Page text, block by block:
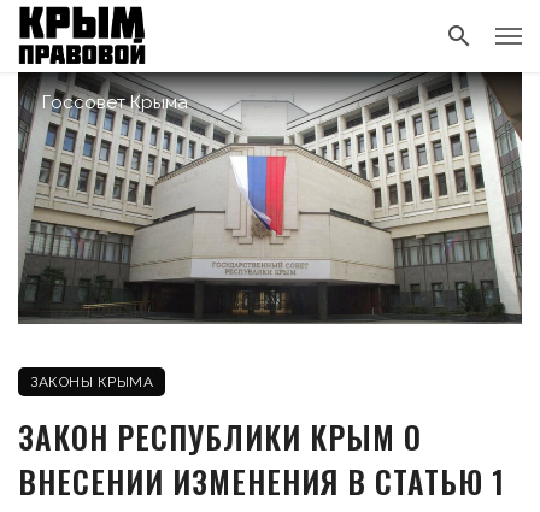
Госсовет Крыма
ЗАКОНЫ КРЫМА
ЗАКОН РЕСПУБЛИКИ КРЫМ О
ВНЕСЕНИИ ИЗМЕНЕНИЯ В СТАТЬЮ 1